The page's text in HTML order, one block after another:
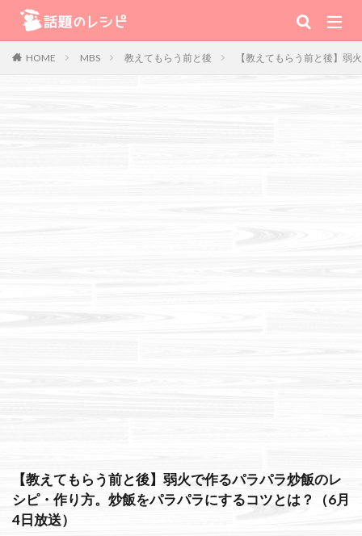
HOME MBS 教えてもらう前と後 【教えてもらう前と後】弱
【教えてもらう前と後】弱火で作るパラパラ炒飯のレ
シピ・作り方。炒飯をパラパラにするコツとは？（6月
4日放送）
キーワード